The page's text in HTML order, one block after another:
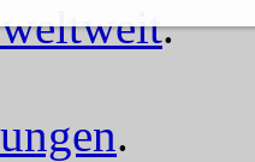
.
.